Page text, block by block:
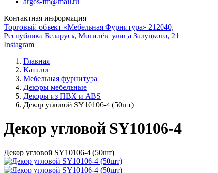
argos-fm@mail.ru
Контактная информация
Торговый объект «Мебельная Фурнитура» 212040,
Республика Беларусь, Могилёв, улица Залуцкого, 21
Instagram
Главная
Каталог
Мебельная фурнитура
Декоры мебельные
Декоры из ПВХ и ABS
Декор угловой SY10106-4 (50шт)
Декор угловой SY10106-4
Декор угловой SY10106-4 (50шт)